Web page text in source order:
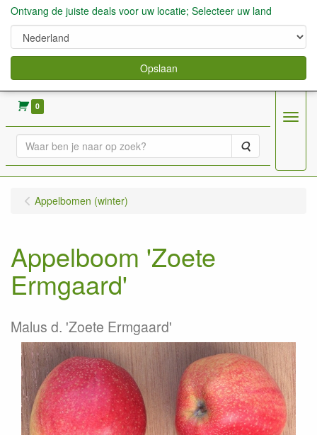
verkoop fruitbomen, bessen,aardbeien enz.
0
Zoeken
Menu
Appelbomen (winter)
Appelboom 'Zoete
Ermgaard'
Malus d. 'Zoete Ermgaard'
Ontvang de juiste deals voor uw locatie; Selecteer uw land
Opslaan